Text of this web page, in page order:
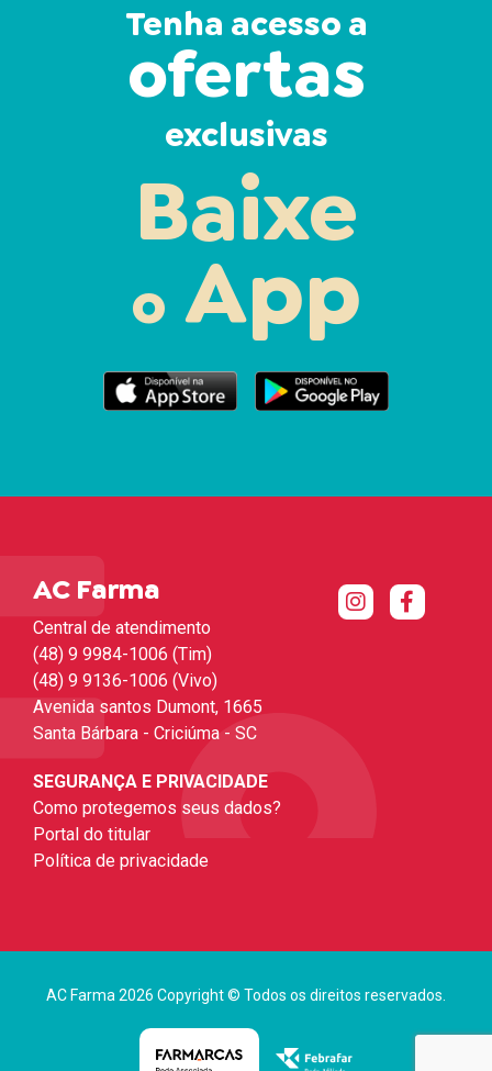
Tenha acesso a
ofertas
exclusivas
Baixe
o App
AC Farma
Central de atendimento
(48) 9 9984-1006 (Tim)
(48) 9 9136-1006 (Vivo)
Avenida santos Dumont, 1665
Santa Bárbara - Criciúma - SC
SEGURANÇA E PRIVACIDADE
Como protegemos seus dados?
Portal do titular
Política de privacidade
AC Farma 2026 Copyright © Todos os direitos reservados.